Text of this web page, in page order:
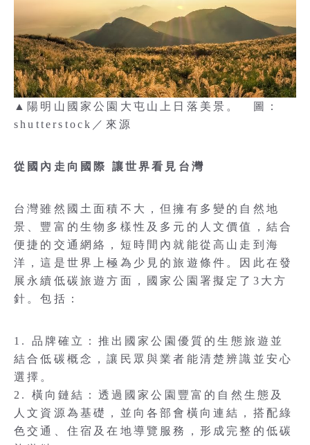
▲陽明山國家公園大屯山上日落美景。 圖：
shutterstock／來源
從國內走向國際 讓世界看見台灣
台灣雖然國土面積不大，但擁有多變的自然地
景、豐富的生物多樣性及多元的人文價值，結合
便捷的交通網絡，短時間內就能從高山走到海
洋，這是世界上極為少見的旅遊條件。因此在發
展永續低碳旅遊方面，國家公園署擬定了3大方
針。包括：
1. 品牌確立：推出國家公園優質的生態旅遊並
結合低碳概念，讓民眾與業者能清楚辨識並安心
選擇。
2. 橫向鏈結：透過國家公園豐富的自然生態及
人文資源為基礎，並向各部會橫向連結，搭配綠
色交通、住宿及在地導覽服務，形成完整的低碳